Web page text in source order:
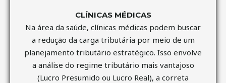
CLÍNICAS MÉDICAS
Na área da saúde, clínicas médicas podem buscar
a redução da carga tributária por meio de um
planejamento tributário estratégico. Isso envolve
a análise do regime tributário mais vantajoso
(Lucro Presumido ou Lucro Real), a correta